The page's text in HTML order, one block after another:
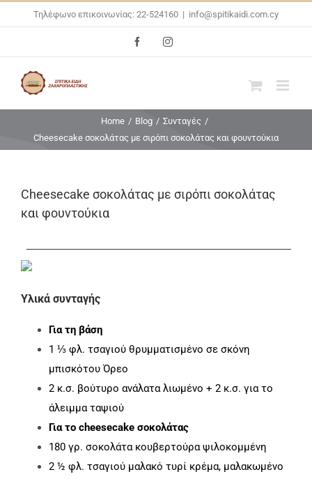
Τηλέφωνο επικοινωνίας: 22-524160 | info@spitikaidi.com.cy
FacebookInstagram
Home / Blog / Συνταγές /
Cheesecake σοκολάτας με σιρόπι σοκολάτας και φουντούκια
Cheesecake σοκολάτας με σιρόπι σοκολάτας
και φουντούκια
Υλικά συνταγής
Για τη βάση
1 ⅓ φλ. τσαγιού θρυμματισμένο σε σκόνη
μπισκότου Όρεο
2 κ.σ. βούτυρο ανάλατα λιωμένο + 2 κ.σ. για το
άλειμμα ταψιού
Για το cheesecake σοκολάτας
180 γρ. σοκολάτα κουβερτούρα ψιλοκομμένη
2 ½ φλ. τσαγιού μαλακό τυρί κρέμα, μαλακωμένο